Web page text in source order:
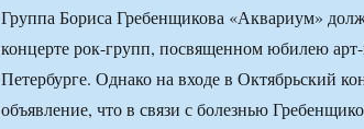
Группа Бориса Гребенщикова «Аквариум»
концерте рок-групп, посвященном юбилею
Петербурге. Однако на входе в Октябрьский
объявление, что в связи с болезнью